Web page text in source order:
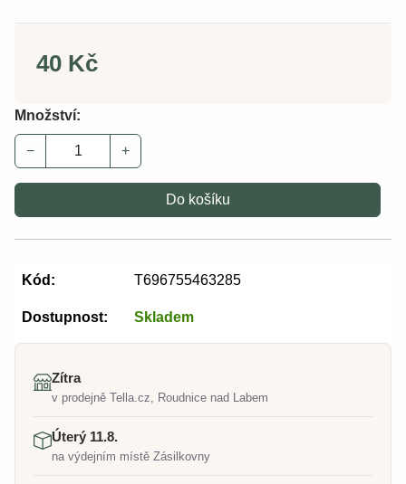
40 Kč
Množství:
− +
Do košíku
Kód: T696755463285
Dostupnost: Skladem
Zítra
v prodejně Tella.cz, Roudnice nad Labem
Úterý 11.8.
na výdejním místě Zásilkovny